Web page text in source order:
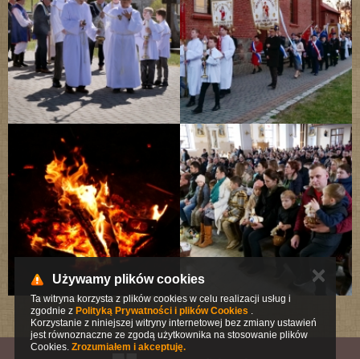
Używamy plików cookies
Ta witryna korzysta z plików cookies w celu realizacji usług i
zgodnie z Polityką Prywatności i plików Cookies .
Korzystanie z niniejszej witryny internetowej bez zmiany ustawień
jest równoznaczne ze zgodą użytkownika na stosowanie plików
Cookies. Zrozumiałem i akceptuję.
✕